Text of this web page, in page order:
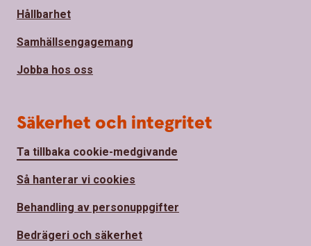
Hållbarhet
Samhällsengagemang
Jobba hos oss
Säkerhet och integritet
Ta tillbaka cookie-medgivande
Så hanterar vi cookies
Behandling av personuppgifter
Bedrägeri och säkerhet